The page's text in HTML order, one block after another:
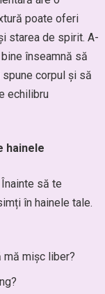
poate oferi
starea de spirit. A-
înseamnă să
corpul și să
echilibru
hainele
Înainte să te
în hainele tale.
mișc liber?